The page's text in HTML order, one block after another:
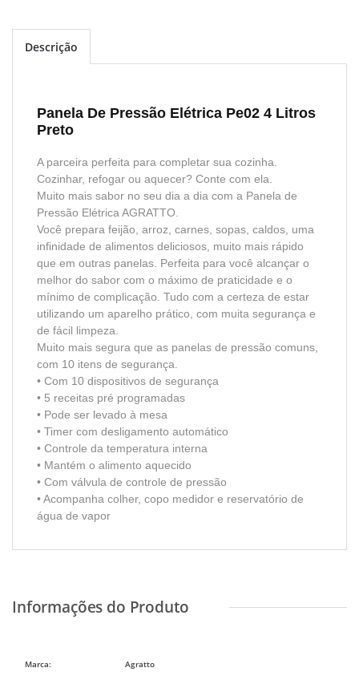
Descrição
Panela De Pressão Elétrica Pe02 4 Litros
Preto
A parceira perfeita para completar sua cozinha.
Cozinhar, refogar ou aquecer? Conte com ela.
Muito mais sabor no seu dia a dia com a Panela de
Pressão Elétrica AGRATTO.
Você prepara feijão, arroz, carnes, sopas, caldos, uma
infinidade de alimentos deliciosos, muito mais rápido
que em outras panelas. Perfeita para você alcançar o
melhor do sabor com o máximo de praticidade e o
mínimo de complicação. Tudo com a certeza de estar
utilizando um aparelho prático, com muita segurança e
de fácil limpeza.
Muito mais segura que as panelas de pressão comuns,
com 10 itens de segurança.
• Com 10 dispositivos de segurança
• 5 receitas pré programadas
• Pode ser levado à mesa
• Timer com desligamento automático
• Controle da temperatura interna
• Mantém o alimento aquecido
• Com válvula de controle de pressão
• Acompanha colher, copo medidor e reservatório de
água de vapor
Marca: Agratto